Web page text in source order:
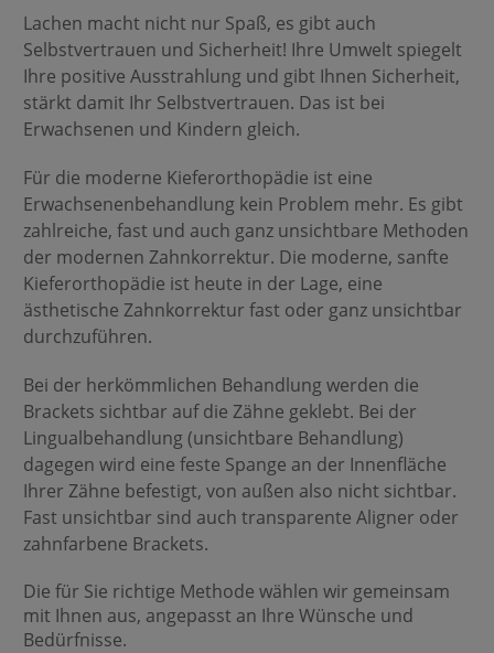
Lachen macht nicht nur Spaß, es gibt auch
Selbstvertrauen und Sicherheit! Ihre Umwelt spiegelt
Ihre positive Ausstrahlung und gibt Ihnen Sicherheit,
stärkt damit Ihr Selbstvertrauen. Das ist bei
Erwachsenen und Kindern gleich.
Für die moderne Kieferorthopädie ist eine
Erwachsenenbehandlung kein Problem mehr. Es gibt
zahlreiche, fast und auch ganz unsichtbare Methoden
der modernen Zahnkorrektur. Die moderne, sanfte
Kieferorthopädie ist heute in der Lage, eine
ästhetische Zahnkorrektur fast oder ganz unsichtbar
durchzuführen.
Bei der herkömmlichen Behandlung werden die
Brackets sichtbar auf die Zähne geklebt. Bei der
Lingualbehandlung (unsichtbare Behandlung)
dagegen wird eine feste Spange an der Innenfläche
Ihrer Zähne befestigt, von außen also nicht sichtbar.
Fast unsichtbar sind auch transparente Aligner oder
zahnfarbene Brackets.
Die für Sie richtige Methode wählen wir gemeinsam
mit Ihnen aus, angepasst an Ihre Wünsche und
Bedürfnisse.